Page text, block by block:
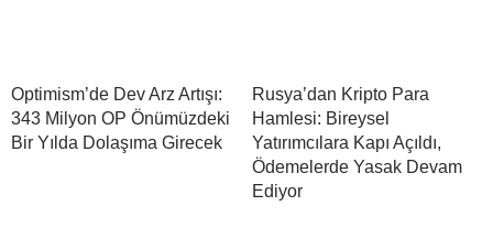
Optimism’de Dev Arz Artışı:
343 Milyon OP Önümüzdeki
Bir Yılda Dolaşıma Girecek
Rusya’dan Kripto Para
Hamlesi: Bireysel
Yatırımcılara Kapı Açıldı,
Ödemelerde Yasak Devam
Ediyor